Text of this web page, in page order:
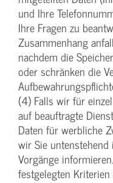
und Ihre
Ihre Fragen zu
Zusammenhang
nachdem die
oder schränken die
(4) Falls wir für
auf beauftragte
Daten für werbliche
wir Sie
Vorgänge
festgelegten